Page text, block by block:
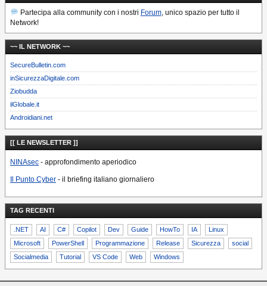
Partecipa alla community con i nostri Forum, unico spazio per tutto il
Network!
~~ IL NETWORK ~~
SecureBulletin.com
inSicurezzaDigitale.com
Ziobudda
ilGlobale.it
Androidiani.net
[[ LE NEWSLETTER ]]
NINAsec - approfondimento aperiodico
Il Punto Cyber - il briefing italiano giornaliero
TAG RECENTI
.NET AI C# Copilot Dev Guide HowTo IA
Linux
Microsoft
PowerShell Programmazione Release Sicurezza
social
Socialmedia
Tutorial VS Code Web Windows